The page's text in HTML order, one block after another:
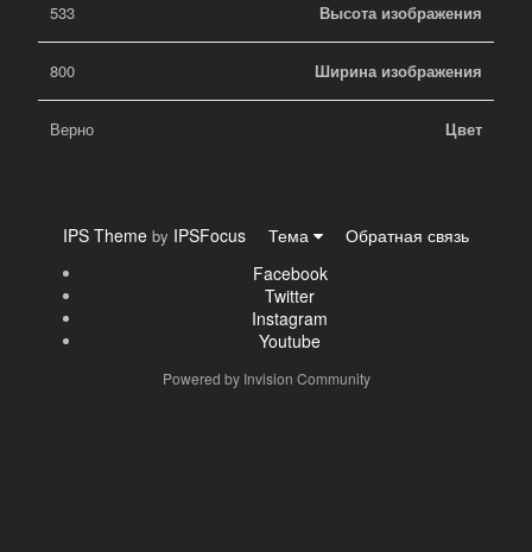
Высота изображения
533
Ширина изображения
800
Цвет
Верно
IPS Theme by IPSFocus Тема
Обратная связь
Facebook
Twitter
Instagram
Youtube
Powered by Invision Community